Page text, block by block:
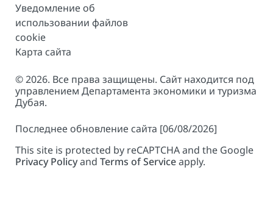
Уведомление об
использовании файлов
cookie
Карта сайта
© 2026. Все права защищены. Сайт находится под
управлением Департамента экономики и туризма
Дубая.
Последнее обновление сайта [06/08/2026]
This site is protected by reCAPTCHA and the Google
Privacy Policyand Terms of Serviceapply.